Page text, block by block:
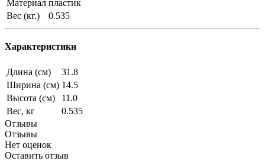
Материал пластик
Вес (кг.)
0.535
Характеристики
Длина (см)
31.8
Ширина (см) 14.5
Высота (см)
11.0
Вес, кг
0.535
Отзывы
Отзывы
Нет оценок
Оставить отзыв